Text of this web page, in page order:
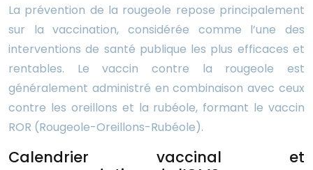
La prévention de la rougeole repose principalement
sur la vaccination, considérée comme l’une des
interventions de santé publique les plus efficaces et
rentables. Le vaccin contre la rougeole est
généralement administré en combinaison avec ceux
contre les oreillons et la rubéole, formant le vaccin
ROR (Rougeole-Oreillons-Rubéole).
Calendrier vaccinal et